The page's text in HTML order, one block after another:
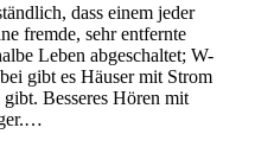
dass einem jeder
fremde, sehr entfernte
Leben abgeschaltet; W-
gibt es Häuser mit Strom
Besseres Hören mit